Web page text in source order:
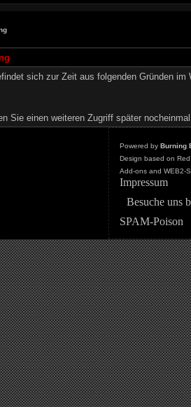
sich zur Zeit aus folgenden Gründen im
Sie einen weiteren Zugriff später
Powered by Burning
Design based on
Add-ons and WEB2-
Impressum
Besuche uns
SPAM-Poison